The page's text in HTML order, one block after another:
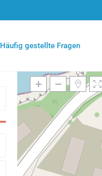
Häufig gestellte Fragen